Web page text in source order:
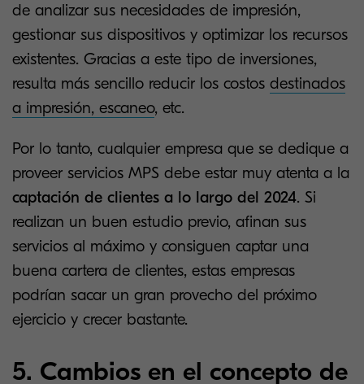
de analizar sus necesidades de impresión,
gestionar sus dispositivos y optimizar los recursos
existentes. Gracias a este tipo de inversiones,
resulta más sencillo reducir los costos destinados
a impresión, escaneo, etc.
Por lo tanto, cualquier empresa que se dedique a
proveer servicios MPS debe estar muy atenta a la
captación de clientes a lo largo del 2024. Si
realizan un buen estudio previo, afinan sus
servicios al máximo y consiguen captar una
buena cartera de clientes, estas empresas
podrían sacar un gran provecho del próximo
ejercicio y crecer bastante.
5. Cambios en el concepto de